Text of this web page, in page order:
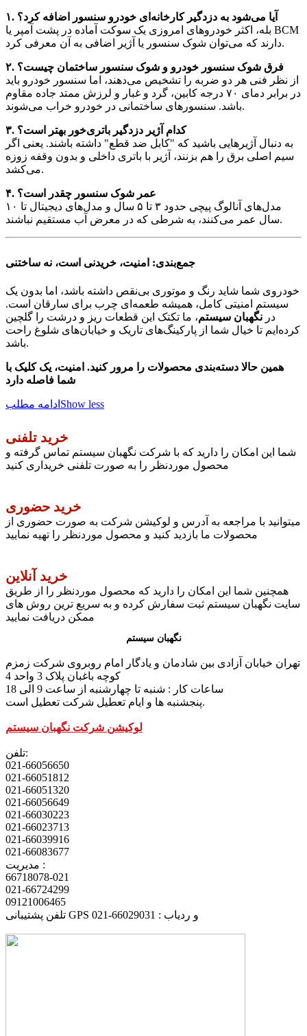
۱. آیا می‌شود به دزدگیر کارخانه‌ای خودرو سنسور اضافه کرد؟
بله، اکثر خودروهای امروزی یک سوکت آماده در پشت آمپر یا BCM
دارند که می‌توان شوک سنسور یا آژیر اضافی به آن معرفی کرد.
۲. فرق شوک سنسور خودرو و شوک سنسور ساختمان چیست؟
از نظر فنی هر دو ضربه را تشخیص می‌دهند، اما سنسور خودرو باید
در برابر دمای ۷۰ درجه کابین، گرد و غبار و لرزش ممتد جاده مقاوم
باشد. سنسورهای ساختمانی در خودرو خراب می‌شوند.
۳. کدام آژیر دزدگیر باتری‌خور بهتر است؟
به دنبال آژیرهایی باشید که "کابل ضد قطع" داشته باشند. یعنی اگر
سیم اصلی برق را هم بزنند، آژیر با باتری داخلی و بدون وقفه زوزه
می‌کشد.
۴. عمر شوک سنسور چقدر است؟
مدل‌های آنالوگ پیچی حدود ۳ تا ۵ سال و مدل‌های دیجیتال تا ۱۰
سال عمر می‌کنند، به شرطی که در معرض آب مستقیم نباشند.
جمع‌بندی: امنیت، خریدنی است، نه ساختنی
خودروی شما شاید رنگ و موتوری بی‌نقص داشته باشد، اما بدون یک
سیستم امنیتی کامل، همیشه طعمه‌ای چرب برای سارقان است.
در نگهبان سیستم، ما تکتک این قطعات ریز و درشت را گلچین
کرده‌ایم تا خیال شما از پارکینگ‌های تاریک و خیابان‌های شلوغ راحت
باشد.
همین حالا دسته‌بندی محصولات را مرور کنید. امنیت، یک کلیک با
شما فاصله دارد
ادامه مطلب Show less
خرید تلفنی
شما این امکان را دارید که با شرکت نگهبان سیستم تماس گرفته و
محصول موردنظر را به صورت تلفنی خریداری کنید
خرید حضوری
میتوانید با مراجعه به آدرس و لوکیشن شرکت به صورت حضوری از
محصولات ما بازدید کنید و محصول موردنظر را تهیه نمایید
خرید آنلاین
همچنین شما این امکان را دارید که محصول موردنظر را از طریق
سایت نگهبان سیستم ثبت سفارش کرده و به سریع ترین روش های
ممکن دریافت نمایید
نگهبان سیستم
تهران خیابان آزادی بین شادمان و یادگار امام روبروی شرکت زمزم
کوچه باغبان پلاک 3 واحد 4
پنجشنبه ها و ایام تعطیل شرکت تعطیل است.
لوکیشن شرکت نگهبان سیستم
تلفن:
021-66056650
021-66051812
021-66051320
021-66056649
021-66030223
021-66023713
021-66039916
021-66083677
مدیریت :
66718078-021
021-66724299
09121006465
تلفن پشتیبانی GPS و ردیاب : 66029031-021